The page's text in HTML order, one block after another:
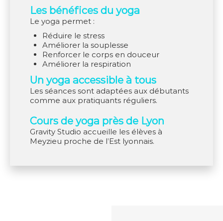
Les bénéfices du yoga
Le yoga permet :
réduire le stress
améliorer la souplesse
renforcer le corps en douceur
améliorer la respiration
Un yoga accessible à tous
Les séances sont adaptées aux débutants
comme aux pratiquants réguliers.
Cours de yoga près de Lyon
Gravity Studio accueille les élèves à
Meyzieu proche de l’Est lyonnais.